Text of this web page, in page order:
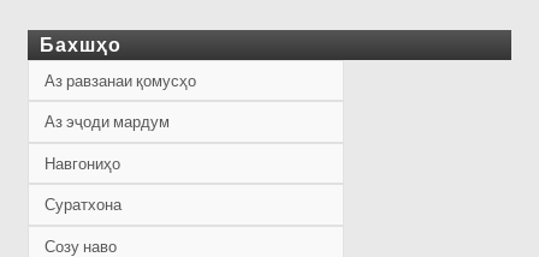
Бахшҳо
Аз равзанаи қомусҳо
Аз эҷоди мардум
Навгониҳо
Суратхона
Созу наво